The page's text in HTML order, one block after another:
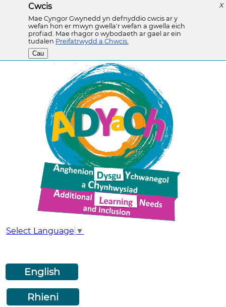
X
Cwcis
Mae Cyngor Gwynedd yn defnyddio cwcis ar y
wefan hon er mwyn gwella'r wefan a gwella eich
profiad. Mae rhagor o wybodaeth ar gael ar ein
tudalen Preifatrwydd a Chwcis.
Cau
Select Language ▼
English
Rhieni